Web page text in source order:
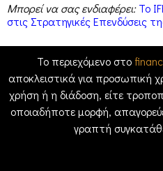
Μπορεί να σας ενδιαφέρει: Το
στις Στρατηγικές Επενδύσεις
Το περιεχόμενο στο
αποκλειστικά για προσωπική
χρήση ή η διάδοση, είτε
οποιαδήποτε μορφή,
γραπτή